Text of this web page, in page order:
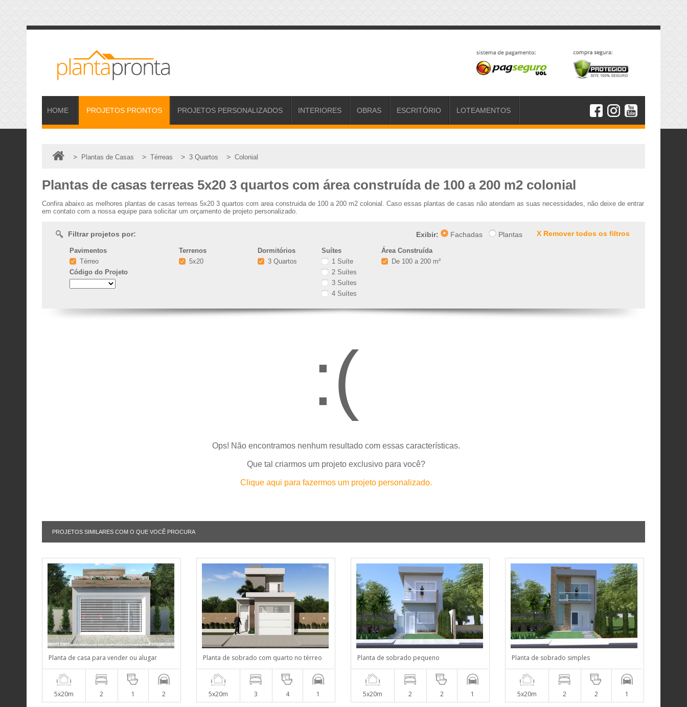
HOME PROJETOS PRONTOS PROJETOS PERSONALIZADOS INTERIORES OBRAS ESCRITÓRIO LOTEAMENTOS
> Plantas de Casas > Térreas > 3 Quartos > Colonial
Plantas de casas terreas 5x20 3 quartos com área construída de 100 a 200 m2 colonial
Confira abaixo as melhores plantas de casas terreas 5x20 3 quartos com area construida de 100 a 200 m2 colonial. Caso essas plantas de casas não atendam as suas necessidades, não deixe de entrar
em contato com a nossa equipe para solicitar um orçamento de projeto personalizado.
X Remover todos os filtros
Filtrar projetos por: Exibir: Fachadas Plantas
Pavimentos
Térreo
Código do Projeto
Terrenos
5x20
Dormitórios
3 Quartos
Suítes
1 Suíte
2 Suítes
3 Suítes
4 Suítes
Área Construída
De 100 a 200 m²
:(
Ops! Não encontramos nenhum resultado com essas características.
Que tal criarmos um projeto exclusivo para você?
Clique aqui para fazermos um projeto personalizado.
PROJETOS SIMILARES COM O QUE VOCÊ PROCURA
Planta de casa para vender ou alugar
5x20m 2 1 2
Planta de sobrado com quarto no térreo
5x20m 3 4 1
Planta de sobrado pequeno
5x20m 2 2 1
Planta de sobrado simples
5x20m 2 2 1